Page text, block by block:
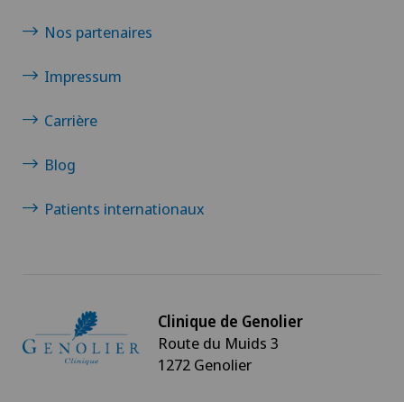
Douleurs au talon
Nos partenaires
Impressum
Carrière
Blog
Patients internationaux
Clinique de Genolier
Route du Muids 3
1272 Genolier